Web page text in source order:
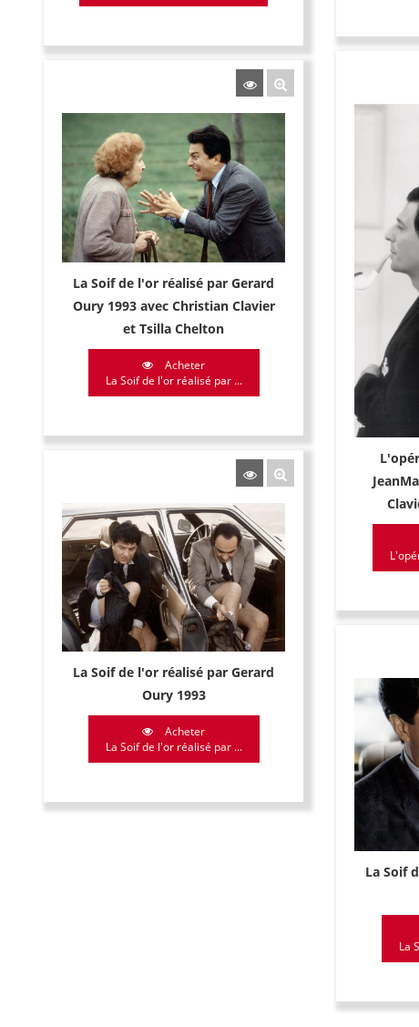
La Soif de l'or réalisé par Gerard
Oury 1993 avec Christian Clavier
et Tsilla Chelton
Acheter
La Soif de l'or réalisé par ...
La Soif de l'or réalisé par Gerard
Oury 1993
Acheter
La Soif de l'or réalisé par ...
La Soif
La